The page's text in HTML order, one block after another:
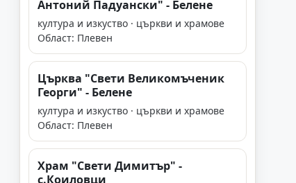
Антоний Падуански" - Белене
култура и изкуство · църкви и храмове
Област: Плевен
Църква "Свети Великомъченик
Георги" - Белене
култура и изкуство · църкви и храмове
Област: Плевен
Храм "Свети Димитър" -
с.Коиловци